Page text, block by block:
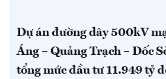
Dự án đường dây 500kV
Áng – Quảng Trạch – Dốc
tổng mức đầu tư 11.949 tỷ